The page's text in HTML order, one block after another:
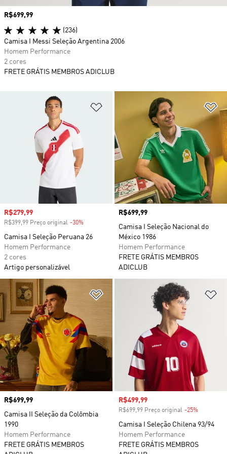
Adicionar à Lista de Desejos
Preço com desconto
R$279,99
R$399,99 Preço original -30%
Camisa I Seleção Peruana 26
Homem Performance
2 cores
Artigo personalizável
Preço
R$699,99
Camisa I Seleção Nacional do
México 1986
Homem Performance
FRETE GRÁTIS MEMBROS
ADICLUB
Adicionar à Lista de Desejos
Preço
R$699,99
Camisa II Seleção da Colômbia
1990
Homem Performance
FRETE GRÁTIS MEMBROS
Preço com desconto
R$499,99
R$699,99 Preço original -25%
Camisa I Seleção Chilena 93/94
Homem Performance
FRETE GRÁTIS MEMBROS
Preço
R$699,99
(236)
Camisa I Messi Seleção Argentina 2006
Homem Performance
2 cores
FRETE GRÁTIS MEMBROS ADICLUB